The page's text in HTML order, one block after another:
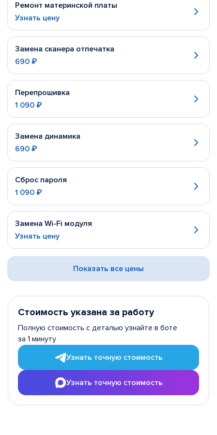
Ремонт материнской платы
Узнать цену
Замена сканера отпечатка
690 ₽
Перепрошивка
1 090 ₽
Замена динамика
690 ₽
Сброс пароля
1 090 ₽
Замена Wi-Fi модуля
Узнать цену
Показать все цены
Стоимость указана за работу
Полную стоимость с деталью узнайте в боте
за 1 минуту
Узнать точную стоимость
Узнать точную стоимость